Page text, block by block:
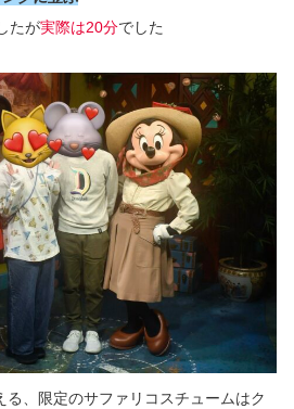
が実際は20分でした
る、限定のサファリコスチュームはク